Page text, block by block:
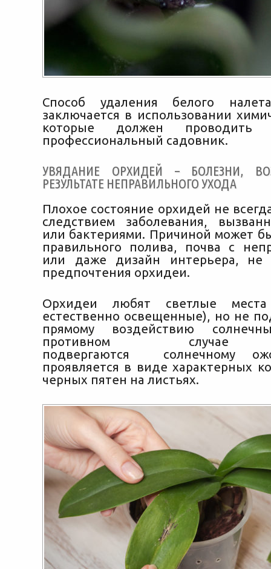
Способ удаления белого
заключается в использовании
которые должен
профессиональный садовник.
УВЯДАНИЕ ОРХИДЕЙ – БОЛЕЗНИ,
РЕЗУЛЬТАТЕ НЕПРАВИЛЬНОГО УХОДА
Плохое состояние орхидей не
следствием заболевания,
или бактериями. Причиной может
правильного полива, почва с
или даже дизайн интерьера, не
предпочтения орхидеи.
Орхидеи любят светлые места
естественно освещенные), но не
прямому воздействию
противном случае
подвергаются солнечному
проявляется в виде характерных
черных пятен на листьях.